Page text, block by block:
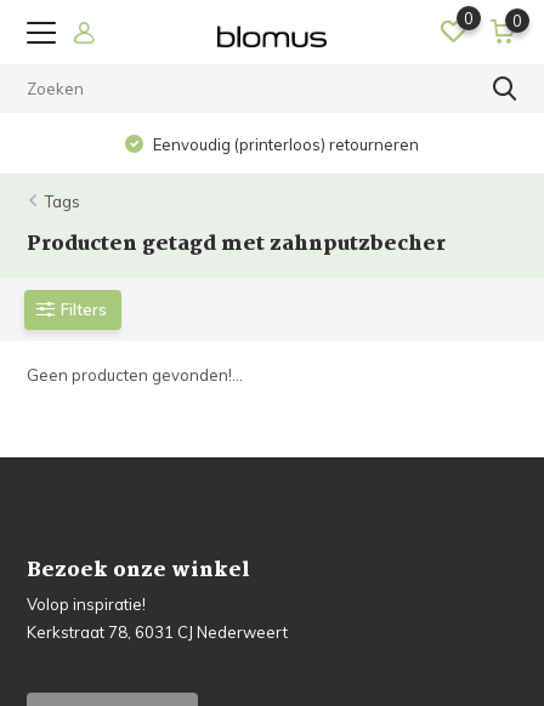
0 0
Eenvoudig (printerloos) retourneren
Tags
Producten getagd met zahnputzbecher
Filters
Geen producten gevonden!...
Bezoek onze winkel
Volop inspiratie!
Kerkstraat 78, 6031 CJ Nederweert